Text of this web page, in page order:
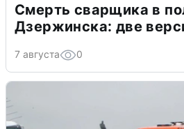
Смерть сварщика в
Дзержинска: две
7 августа 0